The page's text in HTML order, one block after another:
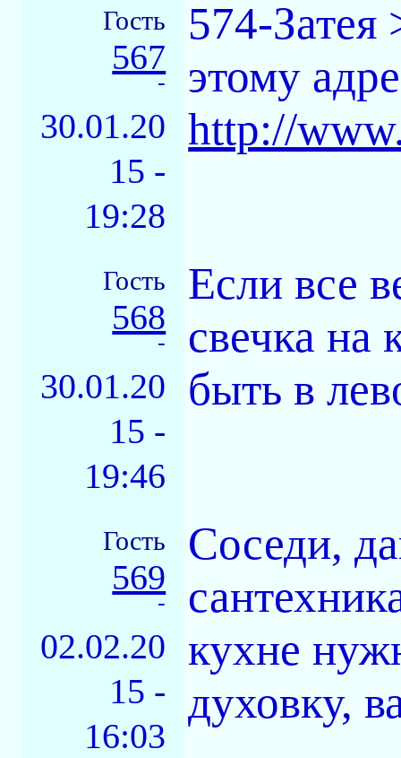
Гость
567
-
30.01.20
15 -
19:28
574-
этому
http://
Гость
568
-
30.01.20
15 -
19:46
Если все
свечка на
быть в
Гость
569
-
02.02.20
15 -
16:03
Соседи,
кухне
духовку,